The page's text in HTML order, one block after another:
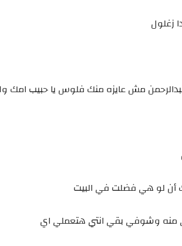
زغلول
عبدالرحمن مش عايزه منك فلوس يا حبيب
أن لو هي فضلت في البيت
منه وشوفي بقي انتي هتعملي اي